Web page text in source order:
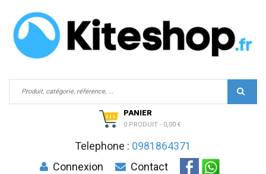
PANIER
0 PRODUIT - 0,00 €
Telephone : 0981864371
Connexion
Contact